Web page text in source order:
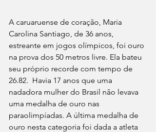
A caruaruense de coração, Maria
Carolina Santiago, de 36 anos,
estreante em jogos olímpicos, foi ouro
na prova dos 50 metros livre. Ela bateu
seu próprio recorde com tempo de
26.82.  Havia 17 anos que uma
nadadora mulher do Brasil não levava
uma medalha de ouro nas
paraolimpíadas. A última medalha de
ouro nesta categoria foi dada a atleta